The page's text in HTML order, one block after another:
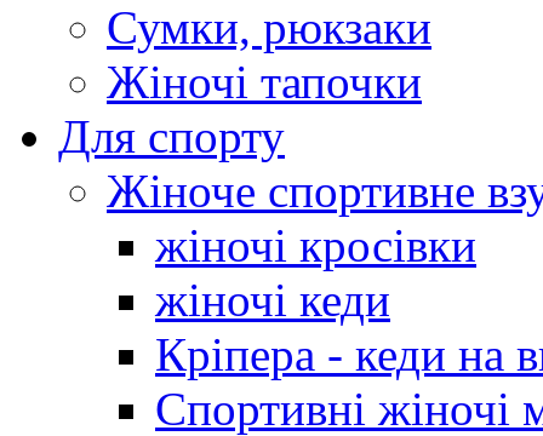
Сумки, рюкзаки
Жіночі тапочки
Для спорту
Жіноче спортивне
жіночі кросівки
жіночі кеди
Кріпера - кеди на
Спортивні жіночі